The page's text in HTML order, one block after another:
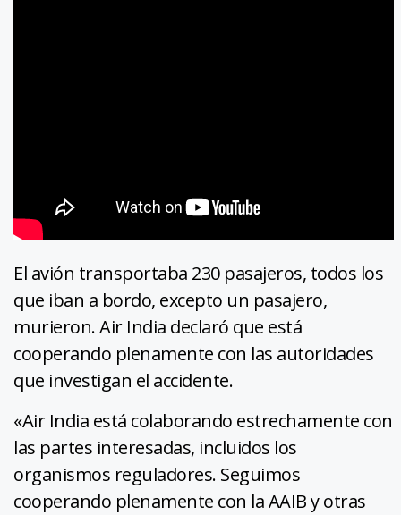
El avión transportaba 230 pasajeros, todos los
que iban a bordo, excepto un pasajero,
murieron. Air India declaró que está
cooperando plenamente con las autoridades
que investigan el accidente.
«Air India está colaborando estrechamente con
las partes interesadas, incluidos los
organismos reguladores. Seguimos
cooperando plenamente con la AAIB y otras